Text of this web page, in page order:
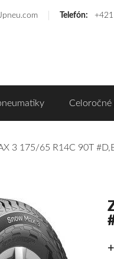
Telefón:
3 175/65 R14C 90T